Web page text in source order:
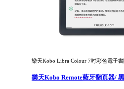
樂天Kobo Libra Colour 7吋彩色電子
樂天Kobo Remote藍牙翻頁器/ 黑